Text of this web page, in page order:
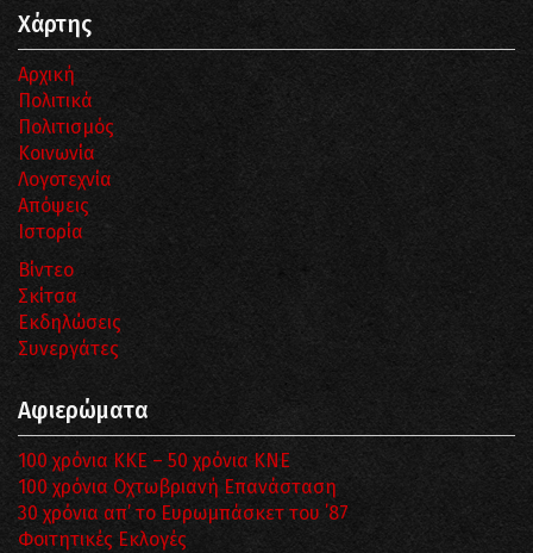
Χάρτης
Αρχική
Πολιτικά
Πολιτισμός
Κοινωνία
Λογοτεχνία
Απόψεις
Ιστορία
Βίντεο
Σκίτσα
Εκδηλώσεις
Συνεργάτες
Αφιερώματα
100 χρόνια ΚΚΕ – 50 χρόνια ΚΝΕ
100 χρόνια Οχτωβριανή Επανάσταση
30 χρόνια απ’ το Ευρωμπάσκετ του ΄87
Φοιτητικές Εκλογές